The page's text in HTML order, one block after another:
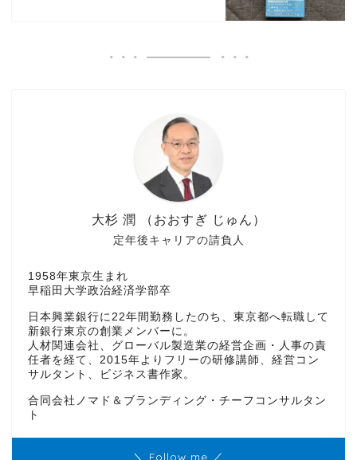
定年後キャリアの請負人
大杉 潤 （おおすぎ じゅん）
1958年東京生まれ
早稲田大学政治経済学部卒
日本興業銀行に22年間勤務したのち、東京都へ転職して
新銀行東京の創業メンバーに。
人材関連会社、グローバル製造業の経営企画・人事の責
任者を経て、2015年よりフリーの研修講師、経営コン
サルタント、ビジネス書作家。
合同会社ノマド＆ブランディング・チーフコンサルタン
ト
＼ Follow me ／